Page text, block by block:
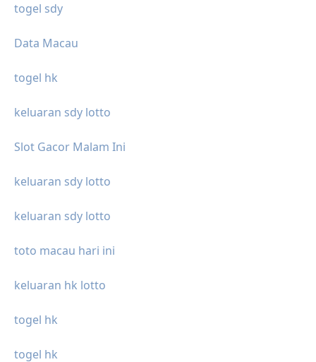
togel sdy
Data Macau
togel hk
keluaran sdy lotto
Slot Gacor Malam Ini
keluaran sdy lotto
keluaran sdy lotto
toto macau hari ini
keluaran hk lotto
togel hk
togel hk